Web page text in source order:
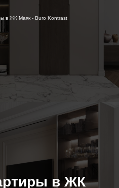
в ЖК Маяк - Buro Kontrast
в ЖК